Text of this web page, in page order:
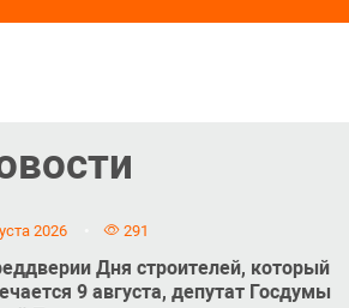
2026 291
Дня строителей, который
9 августа, депутат Госдумы